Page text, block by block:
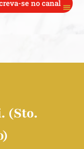
se no canal
(Sto.